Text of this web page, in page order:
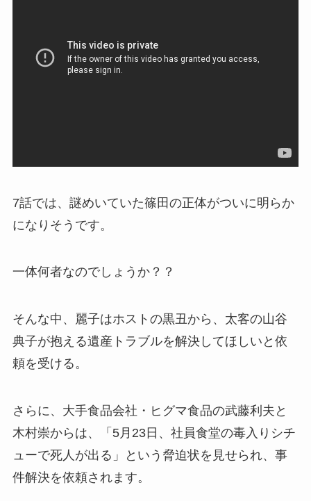
7話では、謎めいていた篠田の正体がついに明らか
になりそうです。
一体何者なのでしょうか？？
そんな中、麗子はホストの黒丑から、太客の山谷
典子が抱える遺産トラブルを解決してほしいと依
頼を受ける。
さらに、大手食品会社・ヒグマ食品の武藤利夫と
木村崇からは、「 5月23日、社員食堂の毒入りシチ
ューで死人が出る」という脅迫状を見せられ、事
件解決を依頼されます。